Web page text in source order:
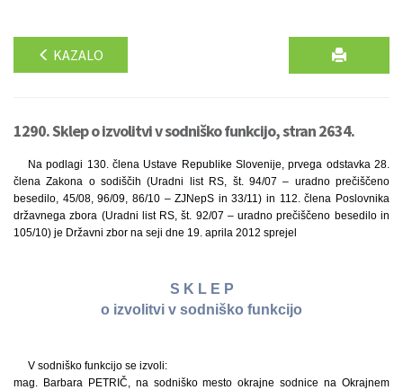
KAZALO
1290. Sklep o izvolitvi v sodniško funkcijo, stran 2634.
Na podlagi 130. člena Ustave Republike Slovenije, prvega odstavka 28.
člena Zakona o sodiščih (Uradni list RS, št. 94/07 – uradno prečiščeno
besedilo, 45/08, 96/09, 86/10 – ZJNepS in 33/11) in 112. člena Poslovnika
državnega zbora (Uradni list RS, št. 92/07 – uradno prečiščeno besedilo in
105/10) je Državni zbor na seji dne 19. aprila 2012 sprejel
S K L E P
o izvolitvi v sodniško funkcijo
V sodniško funkcijo se izvoli:
mag. Barbara PETRIČ, na sodniško mesto okrajne sodnice na Okrajnem